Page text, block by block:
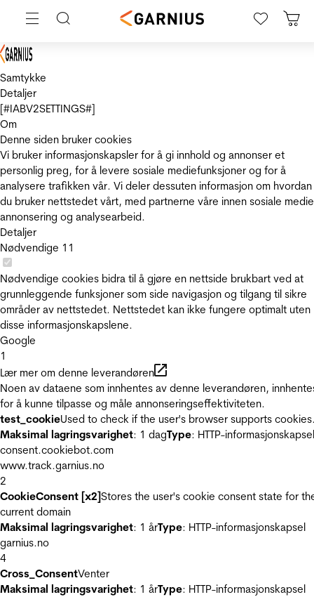
Samtykke
Detaljer
[#IABV2SETTINGS#]
Om
Denne siden bruker cookies
Vi bruker informasjonskapsler for å gi innhold og annonser et
personlig preg, for å levere sosiale mediefunksjoner og for å
analysere trafikken vår. Vi deler dessuten informasjon om hvordan
du bruker nettstedet vårt, med partnerne våre innen sosiale
annonsering og analysearbeid.
Detaljer
Nødvendige 11
Nødvendige cookies bidra til å gjøre en nettside brukbart ved at
grunnleggende funksjoner som side navigasjon og tilgang til sikre
områder av nettstedet. Nettstedet kan ikke fungere optimalt uten
disse informasjonskapslene.
Google
1
Lær mer om denne leverandøren
Noen av dataene som innhentes av denne leverandøren,
for å kunne tilpasse og måle annonseringseffektiviteten.
test_cookieUsed to check if the user's browser supports
Maksimal lagringsvarighet: 1 dagType: HTTP-informasjonskapsel
consent.cookiebot.com
www.track.garnius.no
2
CookieConsent [x2]Stores the user's cookie consent state for
current domain
Maksimal lagringsvarighet: 1 årType: HTTP-informasjonskapsel
garnius.no
4
Cross_ConsentVenter
Maksimal lagringsvarighet: 1 årType: HTTP-informasjonskapsel